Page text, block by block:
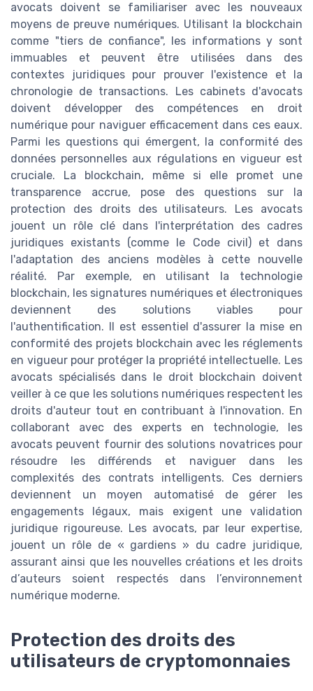
avocats doivent se familiariser avec les nouveaux
moyens de preuve numériques. Utilisant la blockchain
comme "tiers de confiance", les informations y sont
immuables et peuvent être utilisées dans des
contextes juridiques pour prouver l'existence et la
chronologie de transactions. Les cabinets d'avocats
doivent développer des compétences en droit
numérique pour naviguer efficacement dans ces eaux.
Parmi les questions qui émergent, la conformité des
données personnelles aux régulations en vigueur est
cruciale. La blockchain, même si elle promet une
transparence accrue, pose des questions sur la
protection des droits des utilisateurs. Les avocats
jouent un rôle clé dans l'interprétation des cadres
juridiques existants (comme le Code civil) et dans
l'adaptation des anciens modèles à cette nouvelle
réalité. Par exemple, en utilisant la technologie
blockchain, les signatures numériques et électroniques
deviennent des solutions viables pour
l'authentification. Il est essentiel d'assurer la mise en
conformité des projets blockchain avec les réglements
en vigueur pour protéger la propriété intellectuelle. Les
avocats spécialisés dans le droit blockchain doivent
veiller à ce que les solutions numériques respectent les
droits d'auteur tout en contribuant à l'innovation. En
collaborant avec des experts en technologie, les
avocats peuvent fournir des solutions novatrices pour
résoudre les différends et naviguer dans les
complexités des contrats intelligents. Ces derniers
deviennent un moyen automatisé de gérer les
engagements légaux, mais exigent une validation
juridique rigoureuse. Les avocats, par leur expertise,
jouent un rôle de « gardiens » du cadre juridique,
assurant ainsi que les nouvelles créations et les droits
d’auteurs soient respectés dans l’environnement
numérique moderne.
Protection des droits des
utilisateurs de cryptomonnaies